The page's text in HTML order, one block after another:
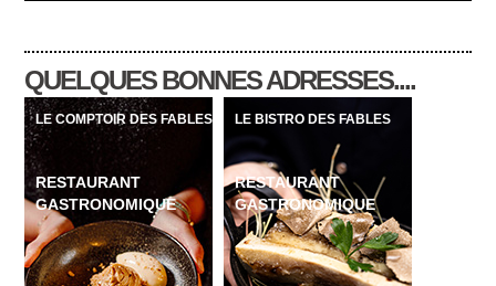
QUELQUES BONNES ADRESSES....
LE COMPTOIR DES FABLES
RESTAURANT
GASTRONOMIQUE
LE BISTRO DES FABLES
RESTAURANT
GASTRONOMIQUE